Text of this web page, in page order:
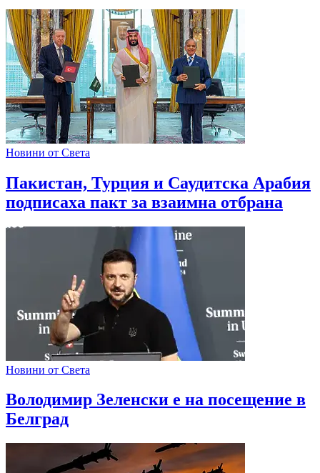
Новини от Света
Пакистан, Турция и Саудитска Арабия
подписаха пакт за взаимна отбрана
Новини от Света
Володимир Зеленски е на посещение в
Белград